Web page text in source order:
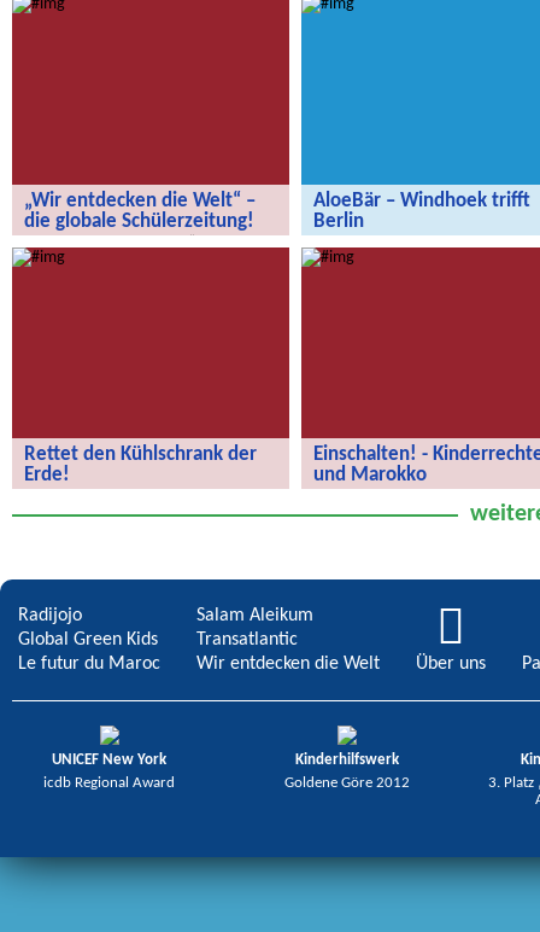
„Wir entdecken die Welt“ –
die globale Schülerzeitung!
„Wir entdecken die Welt“ – die
globale Schülerzeitung!
AloeBär – Windhoek trifft
Berlin
AloeBär – Windhoek trifft Berlin
Rettet den Kühlschrank der
Erde!
Einschalten! -
und Marokko
Radijojo
Global Green Kids
Le futur du Maroc
Salam Aleikum
Transatlantic
Wir entdecken die Welt
Über uns
UNICEF New York
icdb Regional Award
Kinderhilfswerk
Goldene Göre 2012
3. Platz